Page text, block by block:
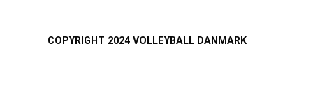
COPYRIGHT 2024 VOLLEYBALL DANMARK